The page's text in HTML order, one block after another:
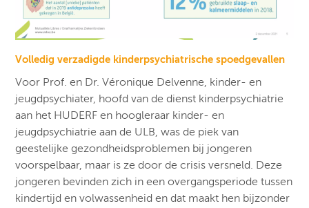
Volledig verzadigde kinderpsychiatrische spoedgevallen
Voor Prof. en Dr. Véronique Delvenne, kinder- en
jeugdpsychiater, hoofd van de dienst kinderpsychiatrie
aan het HUDERF en hoogleraar kinder- en
jeugdpsychiatrie aan de ULB, was de piek van
geestelijke gezondheidsproblemen bij jongeren
voorspelbaar, maar is ze door de crisis versneld. Deze
jongeren bevinden zich in een overgangsperiode tussen
kindertijd en volwassenheid en dat maakt hen bijzonder